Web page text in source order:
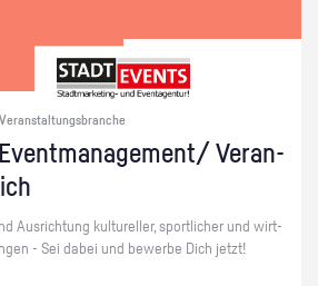
Ver­an­
Aus­rich­tung kul­tu­rel­ler, sport­li­cher und wirt­
- Sei dabei und be­wer­be Dich jetzt!